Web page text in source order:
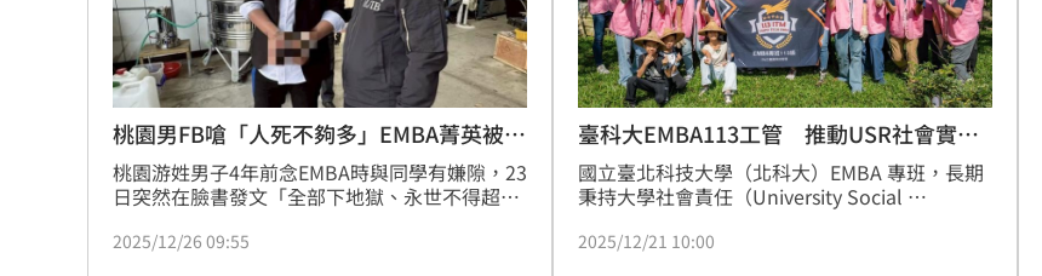
他曝秘密會議：蔣萬安早知疫苗採購真相 16:04
台中男摔死毛孩！嗆動保「埋了」拒交屍體 16:00
台灣彩券開獎直播中 20:31
LIVE三立+24小時直播 15:27
三立iNEWS新聞台線上直播
桃園男FB嗆「人死不夠多」EMBA菁英被起
底
桃園游姓男子4年前念EMBA時與同學有嫌隙，23
日突然在臉書發文「全部下地獄、永世不得超
好在北捷殺人案後，引起檢警重視。經桃園地檢
2025/12/26 09:55
臺科大EMBA113工管 推動USR社會實踐
計畫
國立臺北科技大學（北科大）EMBA 專班，長期
秉持大學社會責任（University Social
的專業能量轉化為回饋社會的實際行動。2025
2025/12/21 10:00